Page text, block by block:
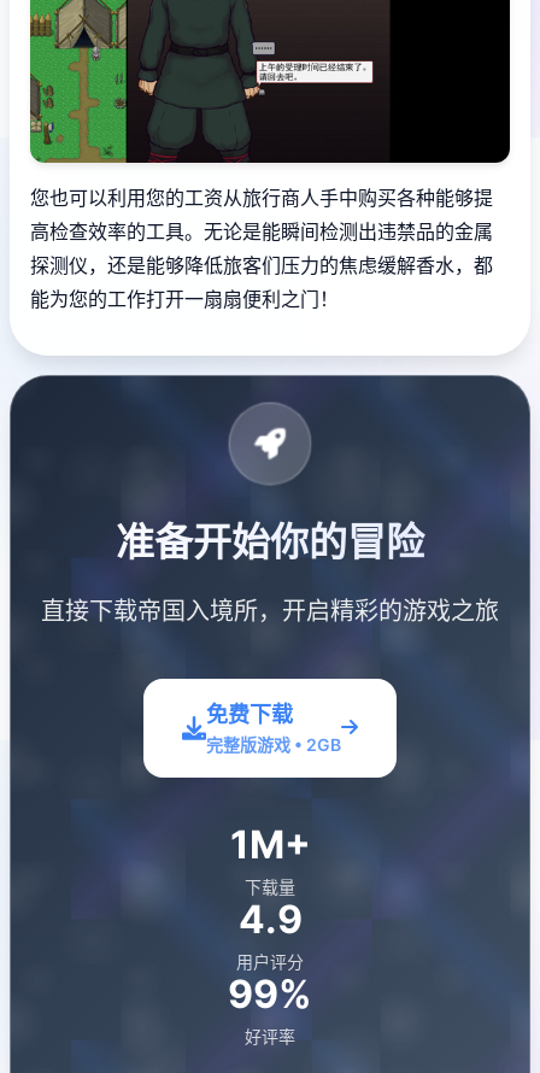
您也可以利用您的工资从旅行商人手中购买各种能够提
高检查效率的工具。无论是能瞬间检测出违禁品的金属
探测仪，还是能够降低旅客们压力的焦虑缓解香水，都
能为您的工作打开一扇扇便利之门！
准备开始你的冒险
直接下载帝国入境所，开启精彩的游戏之旅
免费下载
完整版游戏 • 2GB
1M+
下载量
4.9
用户评分
99%
好评率